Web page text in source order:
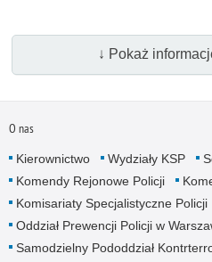
↓ Pokaż
O nas
Kierownictwo Wydziały KSP
Komendy Rejonowe Policji
Komisariaty Specjalistyczne Policji
Oddział Prewencji Policji w
Samodzielny Pododdział